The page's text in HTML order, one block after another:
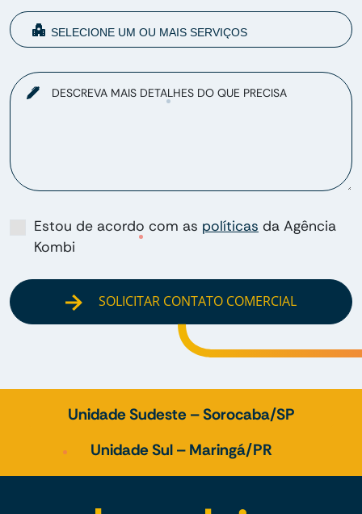
DESCREVA MAIS DETALHES DO QUE PRECISA
Estou de acordo com as políticas da Agência
Kombi
SOLICITAR CONTATO COMERCIAL
Unidade Sudeste – Sorocaba/SP
Unidade Sul – Maringá/PR